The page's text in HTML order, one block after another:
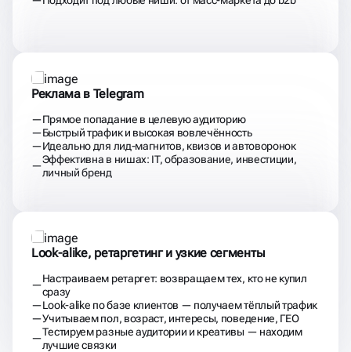
Реклама в Telegram
Прямое попадание в целевую аудиторию
Быстрый трафик и высокая вовлечённость
Идеально для лид-магнитов, квизов и автоворонок
Эффективна в нишах: IT, образование, инвестиции,
личный бренд
Look-alike, ретаргетинг и узкие сегменты
Настраиваем ретаргет: возвращаем тех, кто не купил
сразу
Look-alike по базе клиентов — получаем тёплый трафик
Учитываем пол, возраст, интересы, поведение, ГЕО
Тестируем разные аудитории и креативы — находим
лучшие связки